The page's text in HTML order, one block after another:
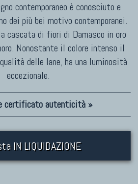
contemporaneo è conosciuto e
dei più bei motivo contemporanei.
cascata di fiori di Damasco in oro
Nonostante il colore intenso il
delle lane, ha una luminosità
eccezionale.
certificato autenticità »
IN LIQUIDAZIONE